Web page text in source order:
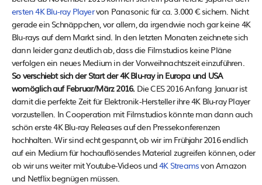
ersten 4K Blu-ray Playervon Panasonic für ca. 3.000 € sichern. Nicht
gerade ein Schnäppchen, vor allem, da irgendwie noch gar keine 4K
Blu-rays auf dem Markt sind. In den letzten Monaten zeichnete sich
dann leider ganz deutlich ab, dass die Filmstudios keine Pläne
verfolgen ein neues Medium in der Vorweihnachtszeit einzuführen.
So verschiebt sich der Start der 4K Blu-ray in Europa und USA
womöglich auf Februar/März 2016.Die CES 2016 Anfang Januar ist
damit die perfekte Zeit für Elektronik-Hersteller ihre 4K Blu-ray Player
vorzustellen. In Cooperation mit Filmstudios könnte man dann auch
schön erste 4K Blu-ray Releases auf den Pressekonferenzen
hochhalten. Wir sind echt gespannt, ob wir im Frühjahr 2016 endlich
auf ein Medium für hochauflösendes Material zugreifen können, oder
ob wir uns weiter mit Youtube-Videos und4K Streamsvon Amazon
und Netflix begnügen müssen.